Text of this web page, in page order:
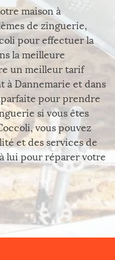
maison à
de zinguerie,
pour effectuer la
la meilleure
un meilleur tarif
à Dannemarie et dans
parfaite pour prendre
si vous êtes
vous pouvez
et des services de
lui pour réparer votre